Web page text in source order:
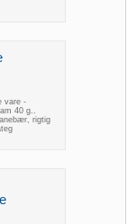
vare -
40 g..
rigtig